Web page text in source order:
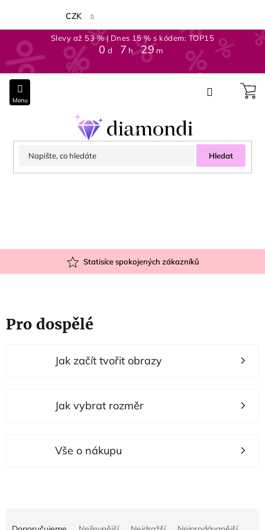
obsah
Slevy až 53 % | Dnes 15 % s kódem: TOP15
0 d 7 h :29 m
CZK
Hledat
Statisíce spokojených zákazníků
Pro dospělé
Jak začít tvořit obrazy
Jak vybrat rozměr
Vše o nákupu